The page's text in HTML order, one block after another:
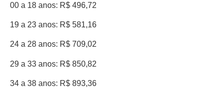
00 a 18 anos: R$ 496,72
19 a 23 anos: R$ 581,16
24 a 28 anos: R$ 709,02
29 a 33 anos: R$ 850,82
34 a 38 anos: R$ 893,36